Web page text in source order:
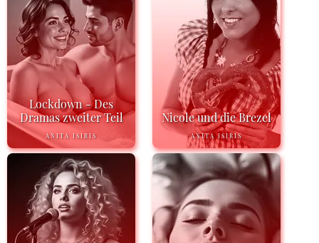
Lockdown - Des
Dramas zweiter Teil
ANITA ISIRIS
Nicole und die Brezel
ANITA ISIRIS